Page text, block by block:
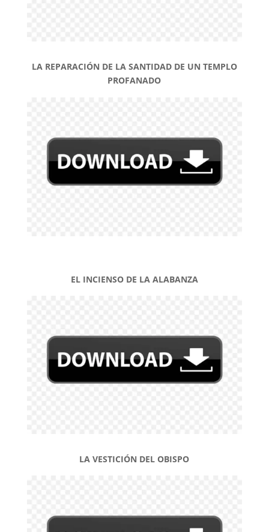
LA REPARACIÓN DE LA SANTIDAD DE UN TEMPLO
PROFANADO
EL INCIENSO DE LA ALABANZA
LA VESTICIÓN DEL OBISPO